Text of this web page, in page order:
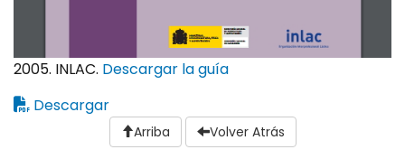
2005. INLAC. Descargar la guía
Descargar
Arriba Volver Atrás